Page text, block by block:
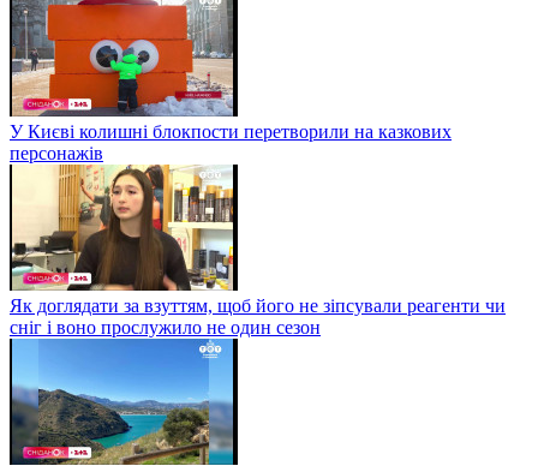
У Києві колишні блокпости перетворили на казкових
персонажів
Як доглядати за взуттям, щоб його не зіпсували реагенти чи
сніг і воно прослужило не один сезон